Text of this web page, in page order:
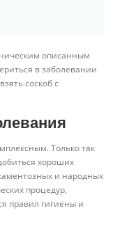
описанным
в заболевании
соскоб с
Только так
хороших
и народных
процедур,
правил гигиены и